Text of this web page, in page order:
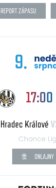
REPORT ZÁPASU
9.
17:00
Hradec Králové
Chance
ONLAJNY